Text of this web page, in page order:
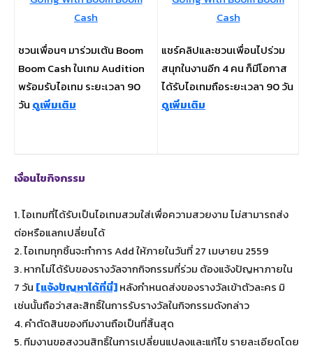
ชวนเพื่อนๆ มาร่วมเต้น Boom
Boom Cash ในเกม Audition
พร้อมรับไอเทม ระยะเวลา 90
วัน ดูเพิ่มเติม
แชร์คลิปและชวนเพื่อนไปร่วม
สนุกในงานอีก 4 คน ก็มีโอกาส
ได้รับไอเทมถือระยะเวลา 90 วัน
ดูเพิ่มเติม
เงื่อนไขกิจกรรม
1. ไอเทมที่ได้รับเป็นไอเทมสวมใส่เพื่อความสวยงาม ไม่สามารถส่ง
ต่อหรือแลกเปลี่ยนได้
2. ไอเทมทุกชิ้นจะทำการ Add ให้ภายในวันที่ 27 เมษายน 2559
3.หากไม่ได้รับของรางวัลจากกิจกรรมที่ร่วม ต้องแจ้งปัญหาภายใน
7 วัน [แจ้งปัญหาได้ที่นี่]หลังกำหนดส่งของรางวัลเข้าตัวละคร มิ
เช่นนั้นถือว่าสละสิทธิ์ในการรับรางวัลในกิจกรรมดังกล่าว
4. คำตัดสินของทีมงานถือเป็นที่สิ้นสุด
5. ทีมงานขอสงวนสิทธิ์ในการเปลี่ยนแปลงและแก้ไข รายละเอียดโดย